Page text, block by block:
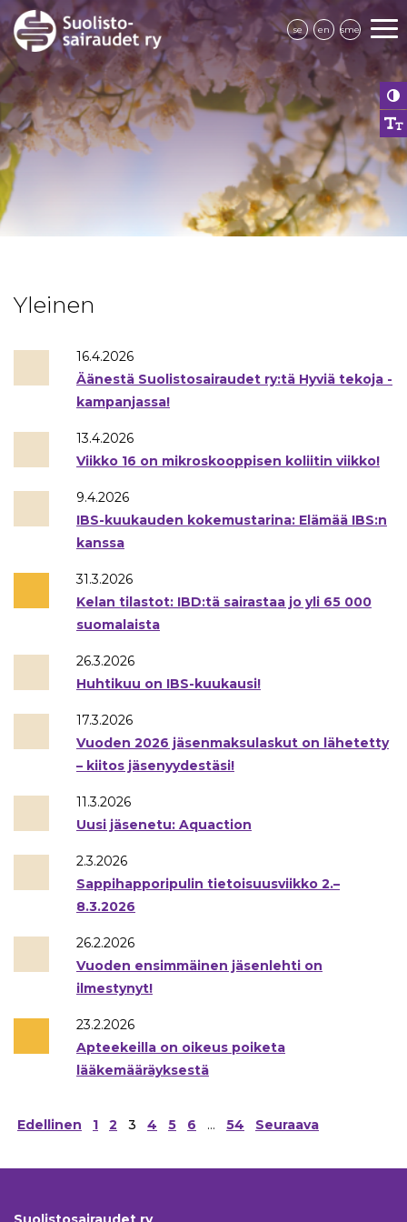
se en sme
Yleinen
16.4.2026
Äänestä Suolistosairaudet ry:tä Hyviä tekoja -
kampanjassa!
13.4.2026
Viikko 16 on mikroskooppisen koliitin viikko!
9.4.2026
IBS-kuukauden kokemustarina: Elämää IBS:n
kanssa
31.3.2026
Kelan tilastot: IBD:tä sairastaa jo yli 65 000
suomalaista
26.3.2026
Huhtikuu on IBS-kuukausi!
17.3.2026
Vuoden 2026 jäsenmaksulaskut on lähetetty
– kiitos jäsenyydestäsi!
11.3.2026
Uusi jäsenetu: Aquaction
2.3.2026
Sappihapporipulin tietoisuusviikko 2.–
8.3.2026
26.2.2026
Vuoden ensimmäinen jäsenlehti on
ilmestynyt!
23.2.2026
Apteekeilla on oikeus poiketa
lääkemääräyksestä
Artikkelien
Edellinen 1 2 3 4 5 6 … 54 Seuraava